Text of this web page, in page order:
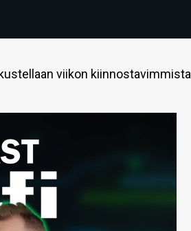
viikon kiinnostavimmista